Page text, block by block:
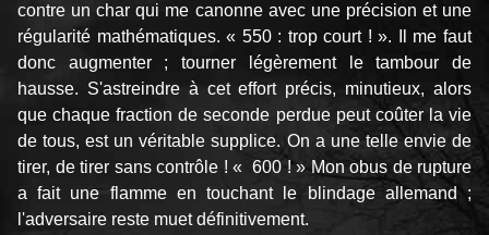
contre un char qui me canonne avec une précision et une
régularité mathématiques. « 550 : trop court ! ». Il me faut
donc augmenter ; tourner légèrement le tambour de
hausse. S'astreindre à cet effort précis, minutieux, alors
que chaque fraction de seconde perdue peut coûter la vie
de tous, est un véritable supplice. On a une telle envie de
tirer, de tirer sans contrôle ! « 600 ! » Mon obus de rupture
a fait une flamme en touchant le blindage allemand ;
l'adversaire reste muet définitivement.